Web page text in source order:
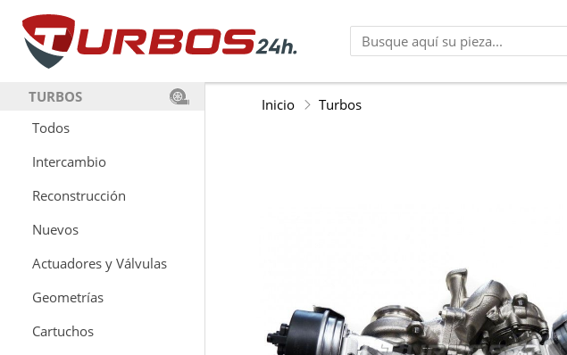
TURBOS
Todos
Intercambio
Reconstrucción
Nuevos
Actuadores y Válvulas
Geometrías
Cartuchos
Inicio Turbos